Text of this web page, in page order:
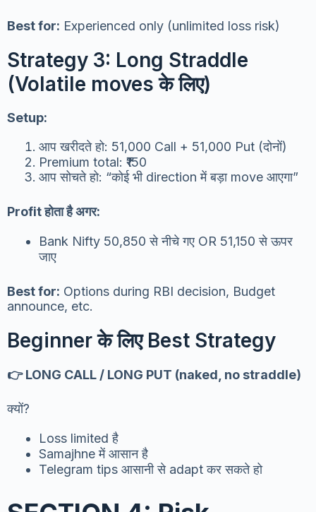
Best for: Experienced only (unlimited loss risk)
Strategy 3: Long Straddle
(Volatile moves के लिए)
Setup:
आप खरीदते हो: 51,000 Call + 51,000 Put (दोनों)
Premium total: ₹150
आप सोचते हो: “कोई भी direction में बड़ा move आएगा”
Profit होता है अगर:
Bank Nifty 50,850 से नीचे गए OR 51,150 से ऊपर
जाए
Best for: Options during RBI decision, Budget
announce, etc.
Beginner के लिए Best Strategy
👉 LONG CALL / LONG PUT (naked, no straddle)
क्यों?
Loss limited है
Samajhne में आसान है
Telegram tips आसानी से adapt कर सकते हो